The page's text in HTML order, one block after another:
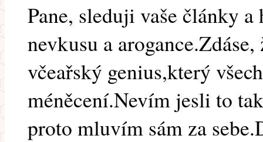
Pane, sleduji vaše články
nevkusu a
včeařský genius,který
méněcení.Nevím jesli to
proto mluvím sám za